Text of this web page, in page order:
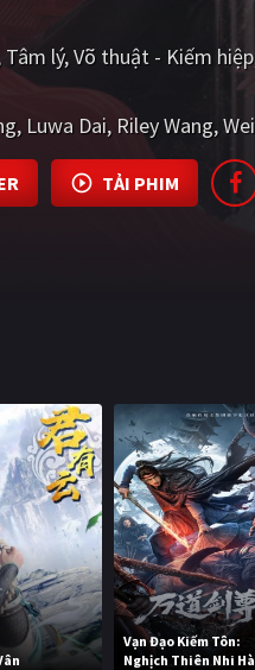
Tâm lý Võ thuật - Kiếm hiệp
Luwa Dai Riley Wang
TẢI PHIM
Vạn Đạo Kiếm Tôn:
Nghịch Thiên Nhi